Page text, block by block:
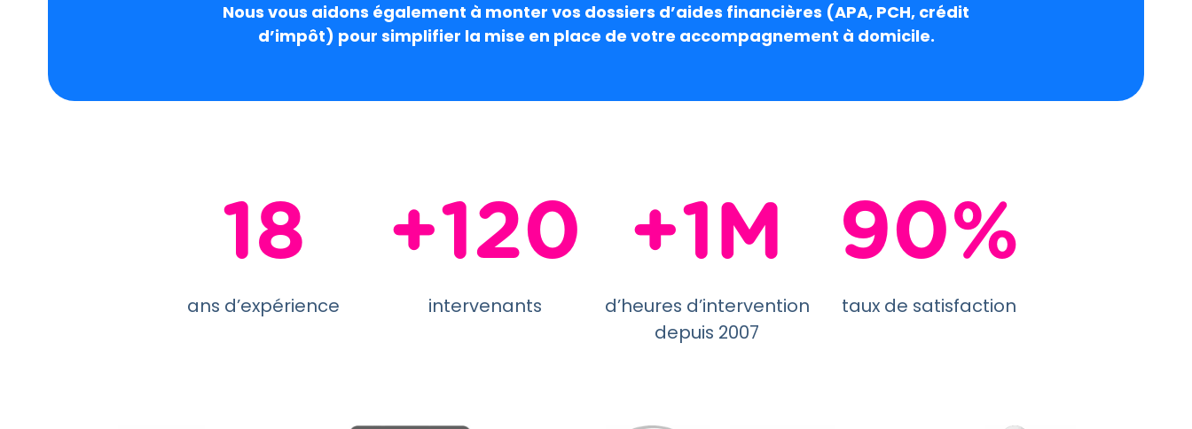
Nous vous aidons également à monter vos dossiers d’aides financières (APA, PCH, crédit
d’impôt) pour simplifier la mise en place de votre accompagnement à domicile.
18
ans d’expérience
+120
intervenants
+1M
d’heures d’intervention
depuis 2007
90%
taux de satisfaction